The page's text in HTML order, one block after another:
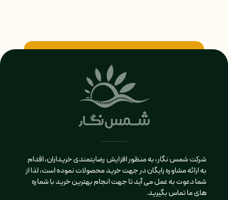
شرکت شمس نگار، به منظور افزایش رضایتمندی خریداران، اقدام
به ارائه مشاوره رایگان در جهت خرید محصولات نموده است، لذا از
شما دعوت به عمل می آید تا جهت انجام بهترین خرید با شماره
های ما تماس بگیرید.